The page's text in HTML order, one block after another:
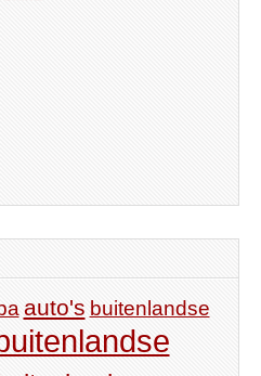
auto's buitenlandse